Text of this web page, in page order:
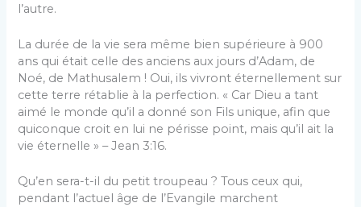
l’autre.
La durée de la vie sera même bien supérieure à 900
ans qui était celle des anciens aux jours d’Adam, de
Noé, de Mathusalem ! Oui, ils vivront éternellement sur
cette terre rétablie à la perfection. « Car Dieu a tant
aimé le monde qu’il a donné son Fils unique, afin que
quiconque croit en lui ne périsse point, mais qu’il ait la
vie éternelle » – Jean 3:16.
Qu’en sera-t-il du petit troupeau ? Tous ceux qui,
pendant l’actuel âge de l’Evangile marchent